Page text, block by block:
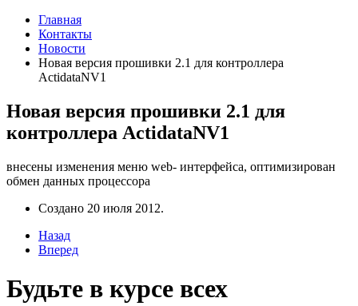
Главная
Контакты
Новости
Новая версия прошивки 2.1 для контроллера
ActidataNV1
Новая версия прошивки 2.1 для
контроллера ActidataNV1
внесены изменения меню web- интерфейса, оптимизирован
обмен данных процессора
Создано 20 июля 2012.
Назад
Вперед
Будьте в курсе всех